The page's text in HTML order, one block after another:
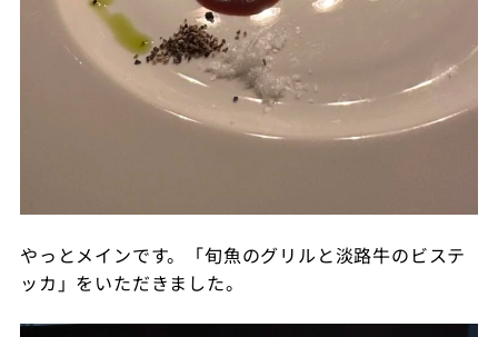
やっとメインです。「旬魚のグリルと淡路牛のビステ
ッカ」をいただきました。